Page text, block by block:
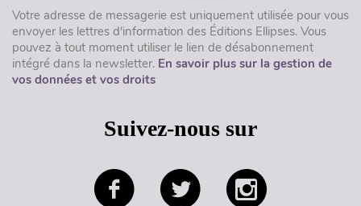
Votre adresse de messagerie est uniquement utilisée pour vous
envoyer les lettres d'information des Éditions Ellipses. Vous
pouvez à tout moment utiliser le lien de désabonnement
intégré dans la newsletter. En savoir plus sur la gestion de
vos données et vos droits
Suivez-nous sur